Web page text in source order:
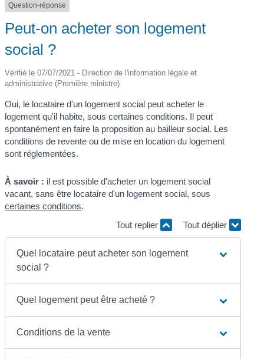
Question-réponse
Peut-on acheter son logement
social ?
Vérifié le 07/07/2021 - Direction de l'information légale et
administrative (Première ministre)
Oui, le locataire d'un logement social peut acheter le
logement qu'il habite, sous certaines conditions. Il peut
spontanément en faire la proposition au bailleur social. Les
conditions de revente ou de mise en location du logement
sont réglementées.
À savoir : il est possible d'acheter un logement social
vacant, sans être locataire d'un logement social, sous
certaines conditions.
Tout replier
Tout déplier
Quel locataire peut acheter son logement
social ?
Quel logement peut être acheté ?
Conditions de la vente